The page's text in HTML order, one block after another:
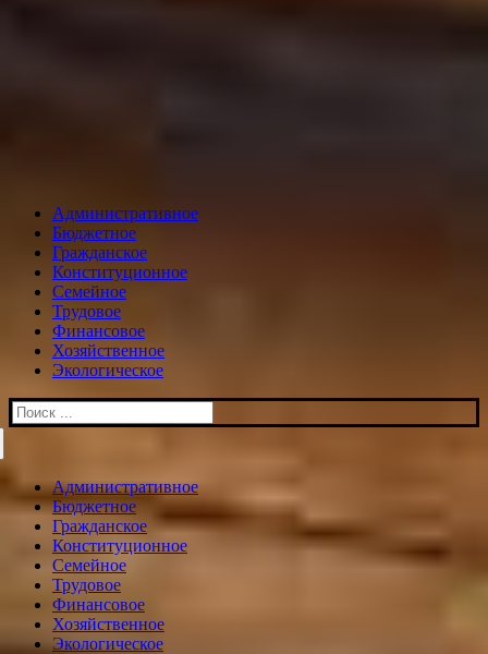
Административное
Бюджетное
Гражданское
Конституционное
Семейное
Трудовое
Финансовое
Хозяйственное
Экологическое
Искать:
Административное
Бюджетное
Гражданское
Конституционное
Семейное
Трудовое
Финансовое
Хозяйственное
Экологическое